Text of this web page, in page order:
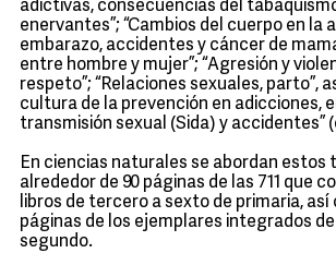
adictivas, consecuencias del
enervantes”; “Cambios del cuerpo en la
embarazo, accidentes y cáncer de
entre hombre y mujer”; “Agresión y
respeto”; “Relaciones sexuales, parto”,
cultura de la prevención en adicciones,
transmisión sexual (Sida) y accidentes”
En ciencias naturales se abordan estos
alrededor de 90 páginas de las 711 que
libros de tercero a sexto de primaria, así
páginas de los ejemplares integrados
segundo.